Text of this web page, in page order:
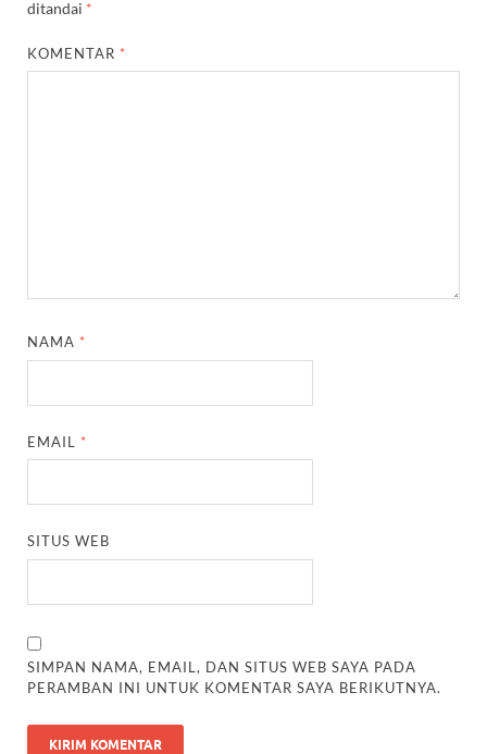
ditandai *
KOMENTAR *
NAMA *
EMAIL *
SITUS WEB
SIMPAN NAMA, EMAIL, DAN SITUS WEB SAYA PADA
PERAMBAN INI UNTUK KOMENTAR SAYA BERIKUTNYA.